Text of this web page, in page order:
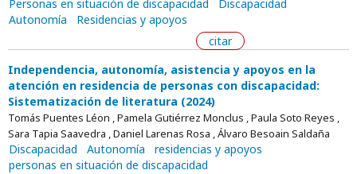
Personas en situación de discapacidad
Discapacidad
Autonomía
Residencias y apoyos
citar
Independencia, autonomía, asistencia y apoyos en la
atención en residencia de personas con discapacidad:
Sistematización de literatura (2024)
Tomás Puentes Léon , Pamela Gutiérrez Monclus , Paula Soto Reyes ,
Sara Tapia Saavedra , Daniel Larenas Rosa , Álvaro Besoain Saldaña
Discapacidad Autonomía
residencias y apoyos
personas en situación de discapacidad